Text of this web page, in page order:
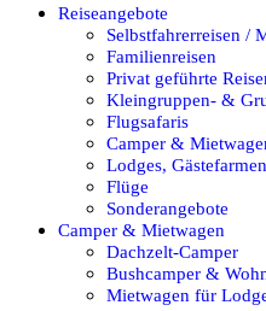
Reiseangebote
Selbstfahrerreisen /
Familienreisen
Privat geführte
Kleingruppen- &
Flugsafaris
Camper &
Lodges,
Flüge
Sonderangebote
Camper & Mietwagen
Dachzelt-Camper
Bushcamper &
Mietwagen für